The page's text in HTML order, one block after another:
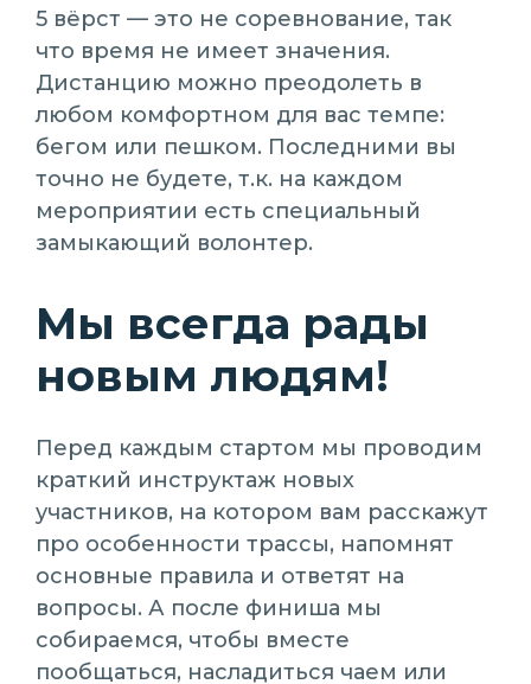
5 вёрст — это не соревнование, так
что время не имеет значения.
Дистанцию можно преодолеть в
любом комфортном для вас темпе:
бегом или пешком. Последними вы
точно не будете, т.к. на каждом
мероприятии есть специальный
замыкающий волонтер.
Мы всегда рады
новым людям!
Перед каждым стартом мы проводим
краткий инструктаж новых
участников, на котором вам расскажут
про особенности трассы, напомнят
основные правила и ответят на
вопросы. А после финиша мы
собираемся, чтобы вместе
пообщаться, насладиться чаем или